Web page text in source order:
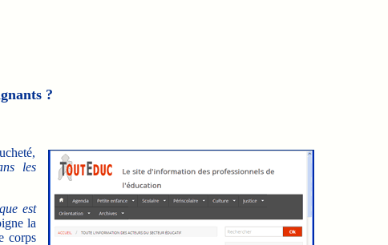
?
les
est
la
corps